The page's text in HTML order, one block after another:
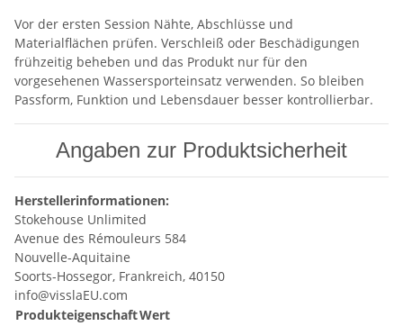
Vor der ersten Session Nähte, Abschlüsse und
Materialflächen prüfen. Verschleiß oder Beschädigungen
frühzeitig beheben und das Produkt nur für den
vorgesehenen Wassersporteinsatz verwenden. So bleiben
Passform, Funktion und Lebensdauer besser kontrollierbar.
Angaben zur Produktsicherheit
Herstellerinformationen:
Stokehouse Unlimited
Avenue des Rémouleurs 584
Nouvelle-Aquitaine
Soorts-Hossegor, Frankreich, 40150
info@visslaEU.com
ProdukteigenschaftWert